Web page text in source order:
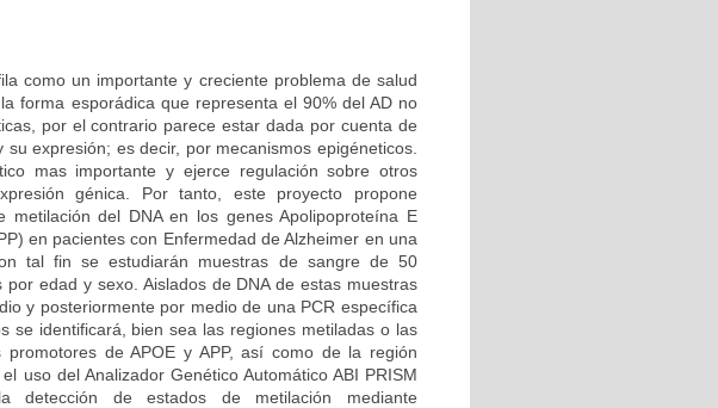
como un importante y creciente problema de salud
forma esporádica que representa el 90% del AD no
por el contrario parece estar dada por cuenta de
expresión; es decir, por mecanismos epigéneticos.
mas importante y ejerce regulación sobre otros
génica. Por tanto, este proyecto propone
del DNA en los genes Apolipoproteína E
en pacientes con Enfermedad de Alzheimer en una
tal fin se estudiarán muestras de sangre de 50
edad y sexo. Aislados de DNA de estas muestras
y posteriormente por medio de una PCR específica
se identificará, bien sea las regiones metiladas o las
de APOE y APP, así como de la región
uso del Analizador Genético Automático ABI PRISM
detección de estados de metilación mediante